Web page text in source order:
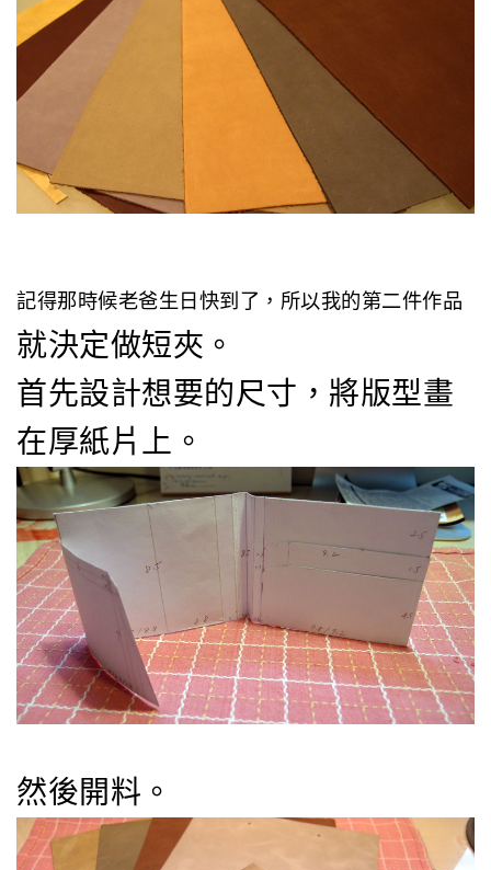
記得那時候老爸生日快到了，所以我的第二件作品
就決定做短夾。
首先設計想要的尺寸，將版型畫
在厚紙片上。
然後開料。